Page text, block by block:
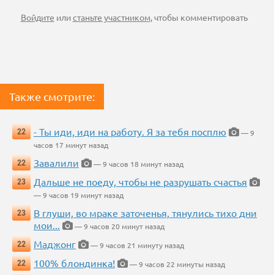
Войдите илистаньте участником, чтобы комментировать
Также смотрите:
22 - Ты иди, иди на работу. Я за тебя посплю
— 9
часов 17 минут назад
22
Завалили
— 9 часов 18 минут назад
23
Дальше не поеду, чтобы не разрушать счастья
— 9 часов 19 минут назад
23
В глуши, во мраке заточенья, тянулись тихо дни
мои...
— 9 часов 20 минут назад
22
Маджонг
— 9 часов 21 минуту назад
22
100% блондинка!
— 9 часов 22 минуты назад